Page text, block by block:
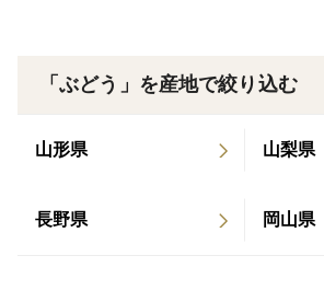
すのでこのページが公開されている
「ぶどう」を産地で絞り込む
山形県 山梨県
長野県 岡山県